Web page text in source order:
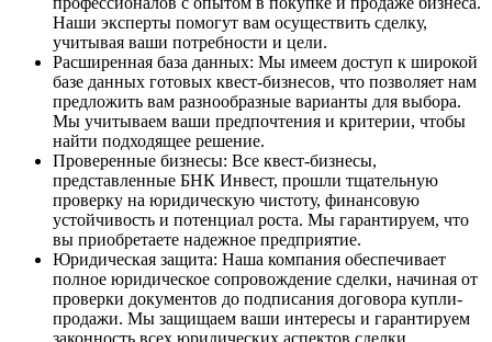
Наши эксперты помогут вам осуществить сделку,
учитывая ваши потребности и цели.
Расширенная база данных: Мы имеем доступ к широкой
базе данных готовых квест-бизнесов, что позволяет нам
предложить вам разнообразные варианты для выбора.
Мы учитываем ваши предпочтения и критерии, чтобы
найти подходящее решение.
Проверенные бизнесы: Все квест-бизнесы,
представленные БНК Инвест, прошли тщательную
проверку на юридическую чистоту, финансовую
устойчивость и потенциал роста. Мы гарантируем, что
вы приобретаете надежное предприятие.
Юридическая защита: Наша компания обеспечивает
полное юридическое сопровождение сделки, начиная от
проверки документов до подписания договора купли-
продажи. Мы защищаем ваши интересы и гарантируем
законность всех юридических аспектов сделки.